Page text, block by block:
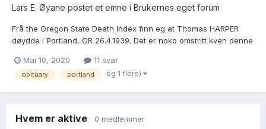
Lars E. Øyane postet et emne i Brukernes eget forum
Frå the Oregon State Death Index finn eg at Thomas HARPER
døydde i Portland, OR 26.4.1939. Det er noko omstritt kven denne
Det vert oppgjeve ved dødsfallet at kona heitte Gladis! Eg leiter
etter ein Thomas...
Mai 10, 2020 11 svar
obituary portland og 1 flere)
Hvem er aktive 0 medlemmer